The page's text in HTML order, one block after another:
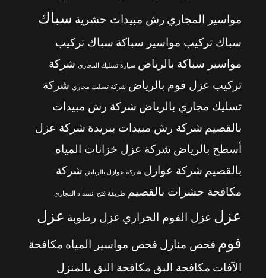
مواسير المجاري رش مبيدات حشرية سباك
سباك تركيب مواسير سباكة سباك تركيب
مواسير سباكة بالرياض سيارة تسليك المجاري شركة
تركيب عزل فوم بالرياض شركة تسليك مجاري شركة
تسليك مجاري بالرياض شركة رش مبيدات
بالقصيم شركة رش مبيدات ببريدة شركة عزل
أسطح بالرياض شركة عزل خزانات المياه
بالقصيم شركة عوازل شركة عوازل بالرياض شركة
مكافحة حشرات بالقصيم طريقة فتح انسداد المجاري
عزل عزل الفوم الحراري عزل رطوبة عزل
فوم فحص منازل فحص مواسير المياه مكافحة
الآفات مكافحة البق مكافحة البق بالمنزل